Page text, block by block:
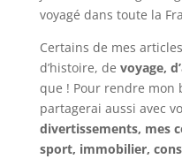
voyagé dans toute la
Certains de mes
d’histoire, de voyage,
que ! Pour rendre mon
partagerai aussi avec
divertissements, mes
sport, immobilier,